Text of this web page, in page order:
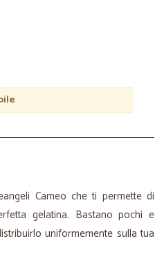
Cameo che ti permette di
gelatina. Bastano pochi e
uniformemente sulla tua